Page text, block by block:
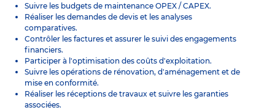
Suivre les budgets de maintenance OPEX / CAPEX.
Réaliser les demandes de devis et les analyses
comparatives.
Contrôler les factures et assurer le suivi des engagements
financiers.
Participer à l'optimisation des coûts d'exploitation.
Suivre les opérations de rénovation, d'aménagement et de
mise en conformité.
Réaliser les réceptions de travaux et suivre les garanties
associées.